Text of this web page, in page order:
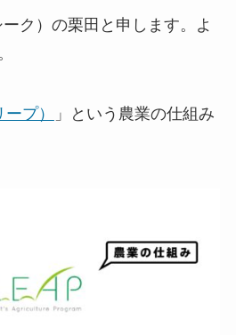
そもそも「儲からないし、
めた人の40％が年収100万円
やってようやく一人前」と